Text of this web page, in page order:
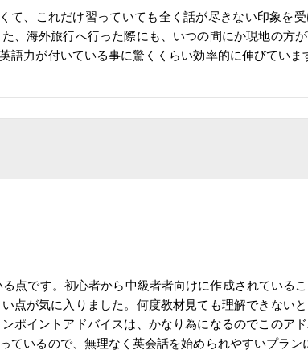
て、これだけ習っていても全く話が尽きない印象を
、海外旅行へ行った際にも、いつの間にか現地の方
力が付いている事に驚くくらい効率的に伸びていま
点です。初心者から中級者者向けに作成されている
点が気に入りました。何度教材見ても理解できない
ポイントアドバイスは、かなり為になるのでこのア
いるので、無理なく英会話を始められやすいプラン